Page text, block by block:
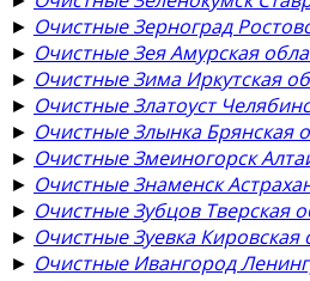
► Очистные Зерноград
► Очистные Зея Амурская
► Очистные Зима Иркутская
► Очистные Златоуст
► Очистные Злынка Брянская
► Очистные Змеиногорск
► Очистные Знаменск
► Очистные Зубцов Тверская
► Очистные Зуевка Кировская
► Очистные Ивангород